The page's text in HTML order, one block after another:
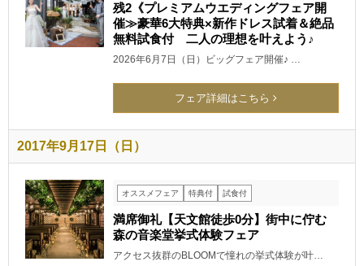
残2《プレミアムウエディングフェア開
催≫豪華6大特典×新作ドレス試着＆絶品
無料試食付 二人の理想を叶えよう♪
2026年6月7日（日）ビッグフェア開催♪ …
フェア詳細はこちら
2017年9月17日（日）
オススメフェア 特典付 試食付
満席御礼【天文館徒歩0分】街中に佇む
森の音楽堂挙式体験フェア
アクセス抜群のBLOOMで憧れの挙式体験が叶…